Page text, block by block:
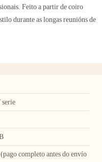
Feito a partir de coiro
durante as longas reunións de
serie
completo antes do envío